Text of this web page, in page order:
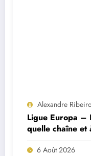
Alexandre Ribeiro
Ligue Europa –
quelle chaîne et
match ?
6 Août 2026